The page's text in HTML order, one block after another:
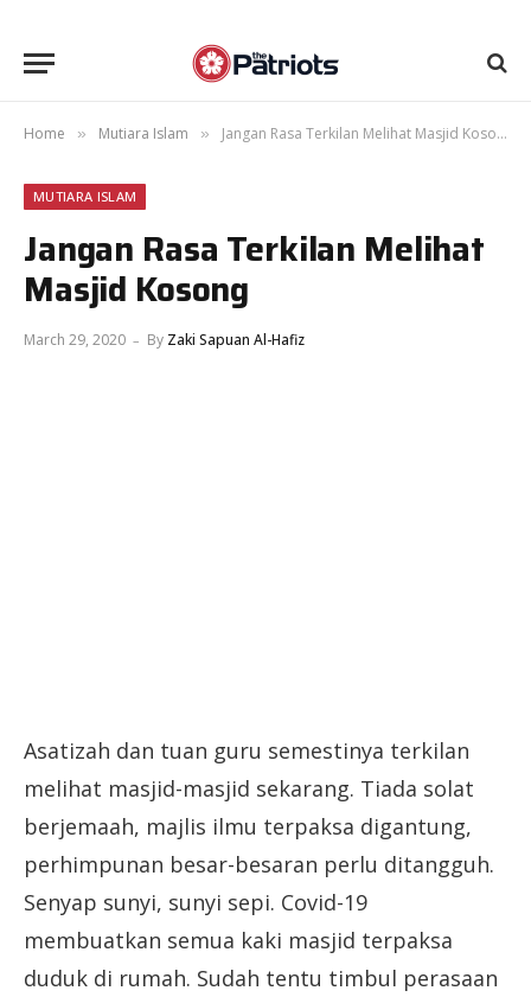
Home » Mutiara Islam » Jangan Rasa Terkilan Melihat Masjid Kosong
MUTIARA ISLAM
Jangan Rasa Terkilan Melihat
Masjid Kosong
March 29, 2020 By Zaki Sapuan Al-Hafiz
Asatizah dan tuan guru semestinya terkilan
melihat masjid-masjid sekarang. Tiada solat
berjemaah, majlis ilmu terpaksa digantung,
perhimpunan besar-besaran perlu ditangguh.
Senyap sunyi, sunyi sepi. Covid-19
membuatkan semua kaki masjid terpaksa
duduk di rumah. Sudah tentu timbul perasaan